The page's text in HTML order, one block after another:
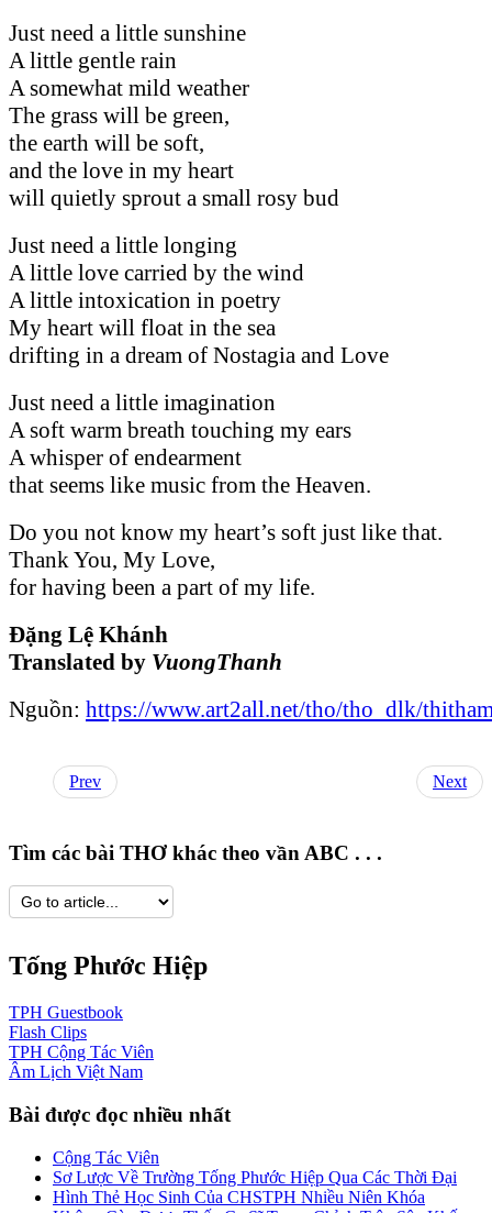
Just need a little sunshine
A little gentle rain
A somewhat mild weather
The grass will be green,
the earth will be soft,
and the love in my heart
will quietly sprout a small rosy bud
Just need a little longing
A little love carried by the wind
A little intoxication in poetry
My heart will float in the sea
drifting in a dream of Nostagia and Love
Just need a little imagination
A soft warm breath touching my ears
A whisper of endearment
that seems like music from the Heaven.
Do you not know my heart’s soft just like that.
Thank You, My Love,
for having been a part of my life.
Đặng Lệ Khánh
Translated by VuongThanh
Nguồn: https://www.art2all.net/tho/tho_dlk/
Prev Next
Tìm các bài THƠ khác theo vần ABC . . .
Tống Phước Hiệp
TPH Guestbook
Flash Clips
TPH Cộng Tác Viên
Âm Lịch Việt Nam
Bài được đọc nhiều nhất
Cộng Tác Viên
Sơ Lược Về Trường Tống Phước Hiệp Qua Các Thời Đại
Hình Thẻ Học Sinh Của CHSTPH Nhiều Niên Khóa